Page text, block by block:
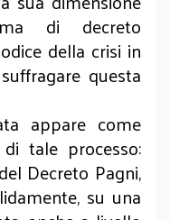
di decreto
della crisi in
questa
appare come
tale processo:
Decreto Pagni,
su una